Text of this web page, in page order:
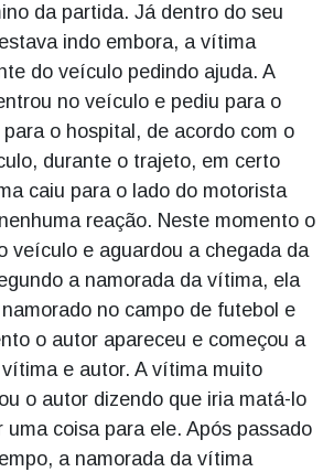
da partida. Já dentro do seu
indo embora, a vítima
do veículo pedindo ajuda. A
no veículo e pediu para o
o hospital, de acordo com o
durante o trajeto, em certo
caiu para o lado do motorista
reação. Neste momento o
veículo e aguardou a chegada da
a namorada da vítima, ela
no campo de futebol e
o autor apareceu e começou a
e autor. A vítima muito
o autor dizendo que iria matá-lo
uma coisa para ele. Após passado
a namorada da vítima